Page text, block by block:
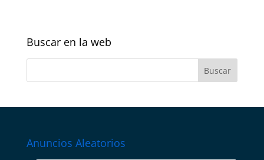
Buscar en la web
Anuncios Aleatorios